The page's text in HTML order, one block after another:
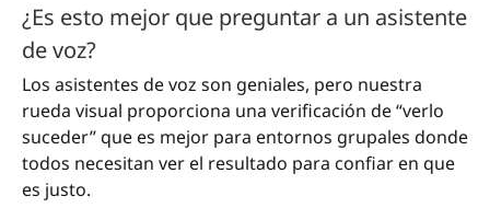
¿Es esto mejor que preguntar a un asistente
de voz?
Los asistentes de voz son geniales, pero nuestra
rueda visual proporciona una verificación de “verlo
suceder” que es mejor para entornos grupales donde
todos necesitan ver el resultado para confiar en que
es justo.